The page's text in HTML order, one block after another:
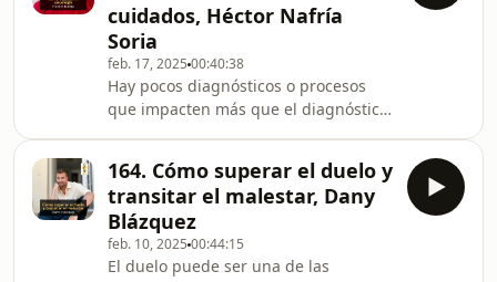
año, ya sea presencial o en línea. Hoy
vamos a hablar de adicciones
comportamentales, que son patrones
de conducta compulsivos y repetitivos
quegeneran pérdida de control,
interfieren con la
cuidados, Héctor Nafría
Soria
feb. 17, 2025 00:40:38
Hay pocos diagnósticos o procesos
que impacten más que el diagnóstico
familiares cada vez se está viendo
más el valor de la humanización de
los cuidados. Hoy, para hablar de la
humanización en enfermería tenemos
con nosotros a Hector Nafría, con más
164. Cómo superar el duelo y
transitar el malestar, Dany
Blázquez
feb. 10, 2025 00:44:15
El duelo puede ser una de las